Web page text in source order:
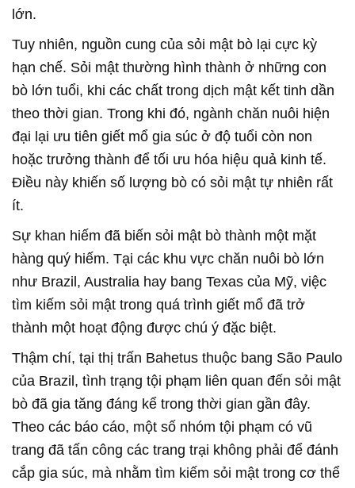
lớn.
Tuy nhiên, nguồn cung của sỏi mật bò lại cực kỳ
hạn chế. Sỏi mật thường hình thành ở những con
bò lớn tuổi, khi các chất trong dịch mật kết tinh dần
theo thời gian. Trong khi đó, ngành chăn nuôi hiện
đại lại ưu tiên giết mổ gia súc ở độ tuổi còn non
hoặc trưởng thành để tối ưu hóa hiệu quả kinh tế.
Điều này khiến số lượng bò có sỏi mật tự nhiên rất
ít.
Sự khan hiếm đã biến sỏi mật bò thành một mặt
hàng quý hiếm. Tại các khu vực chăn nuôi bò lớn
như Brazil, Australia hay bang Texas của Mỹ, việc
tìm kiếm sỏi mật trong quá trình giết mổ đã trở
thành một hoạt động được chú ý đặc biệt.
Thậm chí, tại thị trấn Bahetus thuộc bang São Paulo
của Brazil, tình trạng tội phạm liên quan đến sỏi mật
bò đã gia tăng đáng kể trong thời gian gần đây.
Theo các báo cáo, một số nhóm tội phạm có vũ
trang đã tấn công các trang trại không phải để đánh
cắp gia súc, mà nhằm tìm kiếm sỏi mật trong cơ thể